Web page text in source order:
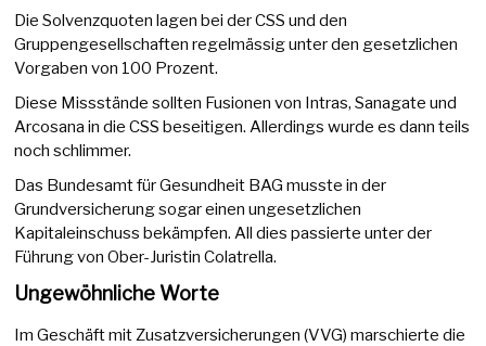
Die Solvenzquoten lagen bei der CSS und den
Gruppengesellschaften regelmässig unter den gesetzlichen
Vorgaben von 100 Prozent.
Diese Missstände sollten Fusionen von Intras, Sanagate und
Arcosana in die CSS beseitigen. Allerdings wurde es dann teils
noch schlimmer.
Das Bundesamt für Gesundheit BAG musste in der
Grundversicherung sogar einen ungesetzlichen
Kapitaleinschuss bekämpfen. All dies passierte unter der
Führung von Ober-Juristin Colatrella.
Ungewöhnliche Worte
Im Geschäft mit Zusatzversicherungen (VVG) marschierte die